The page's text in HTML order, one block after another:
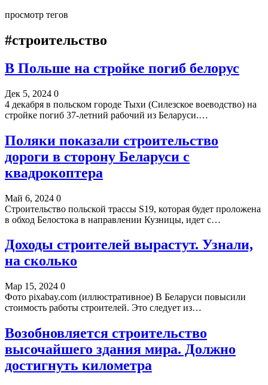
просмотр тегов
#строительство
В Польше на стройке погиб белорус
Дек 5, 2024 0
4 декабря в польском городе Тыхи (Силезское воеводство) на
стройке погиб 37-летний рабочий из Беларуси.…
Поляки показали строительство
дороги в сторону Беларуси с
квадрокоптера
Май 6, 2024 0
Строительство польской трассы S19, которая будет проложена
в обход Белостока в направлении Кузницы, идет с…
Доходы строителей вырастут. Узнали,
на сколько
Мар 15, 2024 0
Фото pixabay.com (иллюстративное) В Беларуси повысили
стоимость работы строителей. Это следует из…
Возобновляется строительство
высочайшего здания мира. Должно
достигнуть километра